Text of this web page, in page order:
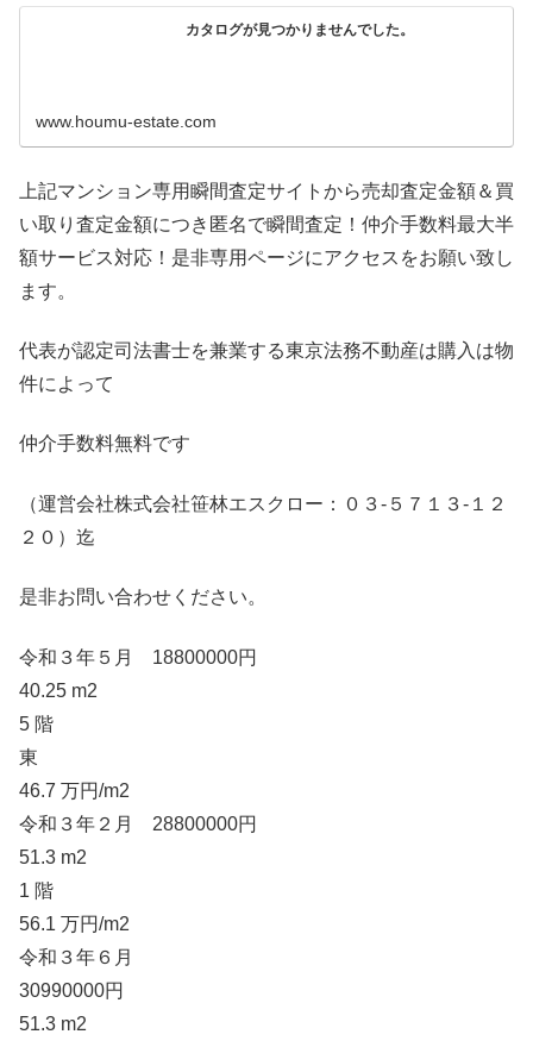
カタログが見つかりませんでした。
www.houmu-estate.com
上記マンション専用瞬間査定サイトから売却査定金額＆買
い取り査定金額につき匿名で瞬間査定！仲介手数料最大半
額サービス対応！是非専用ページにアクセスをお願い致し
ます。
代表が認定司法書士を兼業する東京法務不動産は購入は物
件によって
仲介手数料無料です
（運営会社株式会社笹林エスクロー：０３-５７１３-１２
２０）迄
是非お問い合わせください。
令和３年５月 18800000円
40.25 m2
5 階
東
46.7 万円/m2
令和３年２月 28800000円
51.3 m2
1 階
56.1 万円/m2
令和３年６月
30990000円
51.3 m2